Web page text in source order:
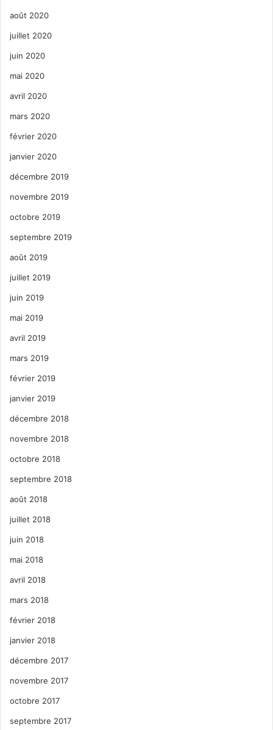
août 2020
juillet 2020
juin 2020
mai 2020
avril 2020
mars 2020
février 2020
janvier 2020
décembre 2019
novembre 2019
octobre 2019
septembre 2019
août 2019
juillet 2019
juin 2019
mai 2019
avril 2019
mars 2019
février 2019
janvier 2019
décembre 2018
novembre 2018
octobre 2018
septembre 2018
août 2018
juillet 2018
juin 2018
mai 2018
avril 2018
mars 2018
février 2018
janvier 2018
décembre 2017
novembre 2017
octobre 2017
septembre 2017